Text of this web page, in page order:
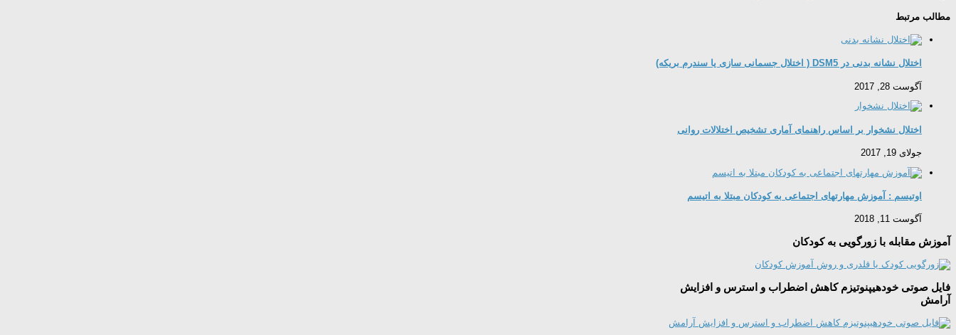
مطالب مرتبط
اختلال نشانه بدنی در DSM5 ( اختلال جسمانی سازی یا سندرم بریکه)
آگوست 28, 2017
اختلال نشخوار بر اساس راهنمای آماری تشخیص اختلالات روانی
جولای 19, 2017
اوتیسم : آموزش مهارتهای اجتماعی به کودکان مبتلا به اتیسم
آگوست 11, 2018
آموزش مقابله با زورگویی به کودکان
فایل صوتی خودهیپنوتیزم کاهش اضطراب و استرس و افزایش
آرامش